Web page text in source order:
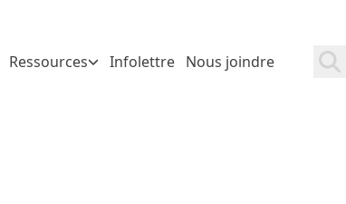
Ressources Infolettre Nous joindre